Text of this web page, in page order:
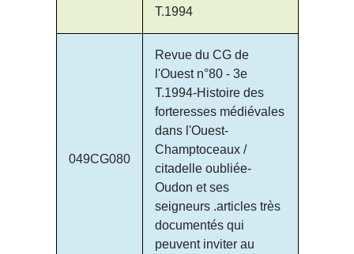
T.1994
049CG080
Revue du CG de
l'Ouest n°80 - 3e
T.1994-Histoire des
forteresses médiévales
dans l'Ouest-
Champtoceaux /
citadelle oubliée-
Oudon et ses
seigneurs .articles très
documentés qui
peuvent inviter au